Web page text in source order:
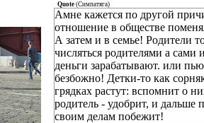
Quote (Симпатяга)
Амне кажется по другой
отношение в обществе
А затем и в семье! Родители
числяться родителями а сами
деньги зарабатывают. или
безбожно! Детки-то как
грядках растут: вспомнит о
родитель - удобрит, и дальше
своим делам побежит!